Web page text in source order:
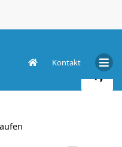
Kontakt